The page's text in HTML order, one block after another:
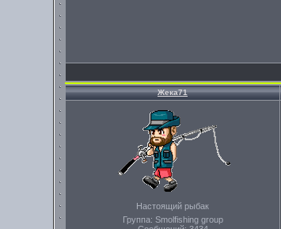
Жека71
Настоящий рыбак
Группа: Smolfishing group